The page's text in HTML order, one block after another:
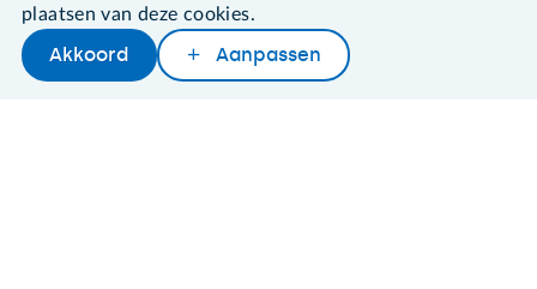
Later lezenDelenWoordenboek
Disclaimer
Privacybeleid
About SeniorWeb
plaatsen van deze cookies.
Akkoord Aanpassen